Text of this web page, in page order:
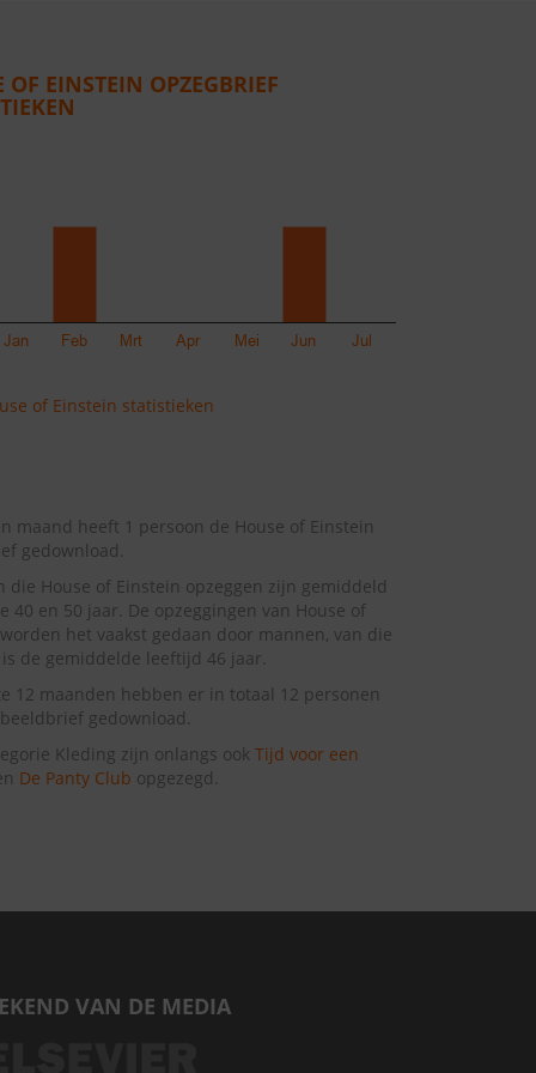
OF EINSTEIN OPZEGBRIEF
of Einstein statistieken
maand heeft 1 persoon de House of Einstein
gedownload.
die House of Einstein opzeggen zijn gemiddeld
40 en 50 jaar. De opzeggingen van House of
het vaakst gedaan door mannen, van die
de gemiddelde leeftijd 46 jaar.
12 maanden hebben er in totaal 12 personen
gedownload.
Kleding zijn onlangs ook Tijd voor een
De Panty Club opgezegd.
VAN DE MEDIA